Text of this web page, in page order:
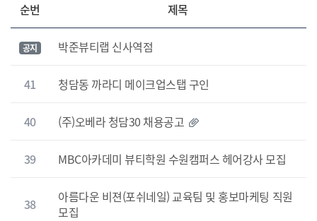
순번 제목
공지 박준뷰티랩 신사역점
41 청담동 까라디 메이크업스탭 구인
40 (주)오베라 청담30 채용공고
39 MBC아카데미 뷰티학원 수원캠퍼스 헤어강사 모집
38
아름다운 비젼(포쉬네일) 교육팀 및 홍보마케팅 직원
모집